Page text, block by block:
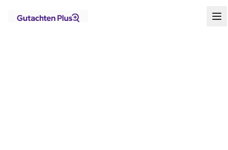
Startseite
Standorte Brandenburg